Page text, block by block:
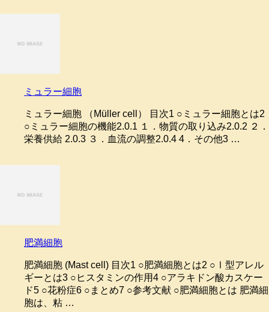
ミュラー細胞
ミュラー細胞 （Müller cell） 目次1 ○ミュラー細胞とは2
○ミュラー細胞の機能2.0.1 １．物質の取り込み2.0.2 ２．
栄養供給 2.0.3 ３．血流の調整2.0.4 4．その他3 …
肥満細胞
肥満細胞 (Mast cell) 目次1 ○肥満細胞とは2 ○Ⅰ型アレル
ギーとは3 ○ヒスタミンの作用4 ○アラキドン酸カスケー
ド5 ○花粉症6 ○まとめ7 ○参考文献 ○肥満細胞とは 肥満細
胞は、粘 …